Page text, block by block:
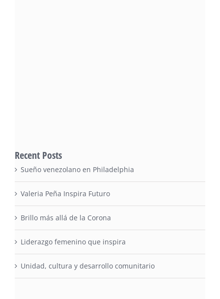
Recent Posts
Sueño venezolano en Philadelphia
Valeria Peña Inspira Futuro
Brillo más allá de la Corona
Liderazgo femenino que inspira
Unidad, cultura y desarrollo comunitario